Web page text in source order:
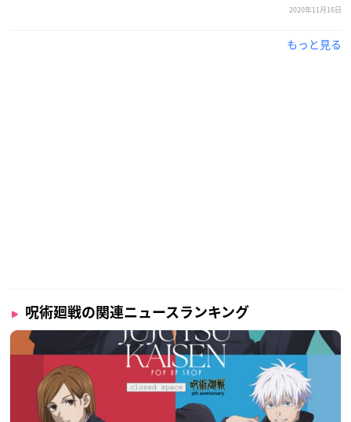
2020年11月16日
もっと見る
呪術廻戦の関連ニュースランキング